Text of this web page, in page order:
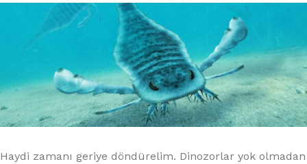
Haydi zamanı geriye döndürelim. Dinozorlar yok olmadan